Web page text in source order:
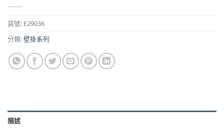
貨號: E29036
分類:壁掛系列
描述